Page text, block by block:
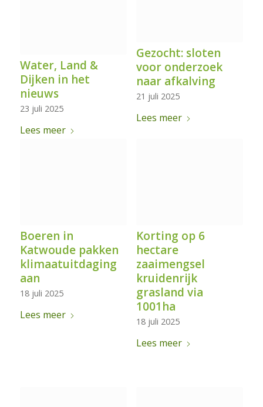
Water, Land &
Dijken in het
nieuws
23 juli 2025
Lees meer
Gezocht: sloten
voor onderzoek
naar afkalving
21 juli 2025
Lees meer
Boeren in
Katwoude pakken
klimaatuitdaging
aan
18 juli 2025
Lees meer
Korting op 6
hectare
zaaimengsel
kruidenrijk
grasland via
1001ha
18 juli 2025
Lees meer